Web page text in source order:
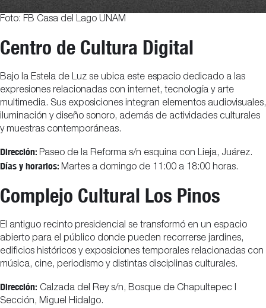
Foto: FB Casa del Lago UNAM
Centro de Cultura Digital
Bajo la Estela de Luz se ubica este espacio dedicado a las
expresiones relacionadas con internet, tecnología y arte
multimedia. Sus exposiciones integran elementos audiovisuales,
iluminación y diseño sonoro, además de actividades culturales
y muestras contemporáneas.
Dirección: Paseo de la Reforma s/n esquina con Lieja, Juárez.
Días y horarios: Martes a domingo de 11:00 a 18:00 horas.
Complejo Cultural Los Pinos
El antiguo recinto presidencial se transformó en un espacio
abierto para el público donde pueden recorrerse jardines,
edificios históricos y exposiciones temporales relacionadas con
música, cine, periodismo y distintas disciplinas culturales.
Dirección: Calzada del Rey s/n, Bosque de Chapultepec I
Sección, Miguel Hidalgo.